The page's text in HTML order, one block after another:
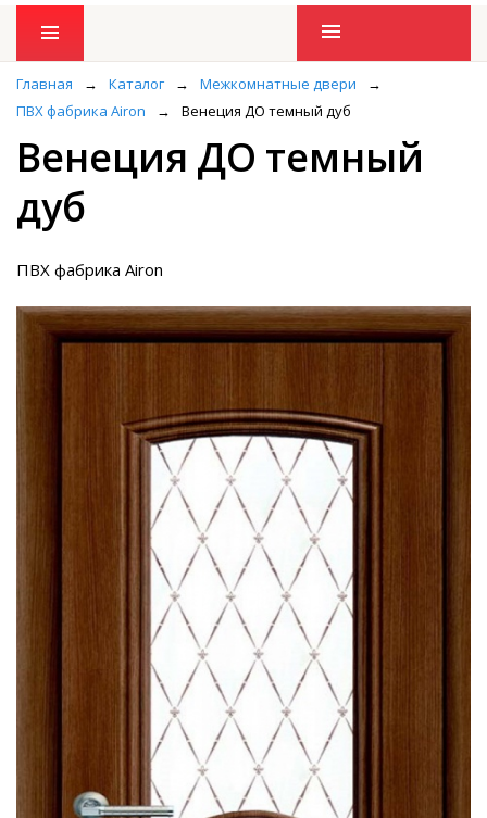
Промо товары
Главная → Каталог → Межкомнатные двери
→
ПВХ фабрика Airon
→ Венеция ДО темный дуб
Венеция ДО темный
дуб
ПВХ фабрика Airon